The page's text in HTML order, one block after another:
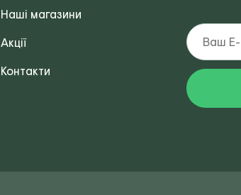
Наші магазини
Акції
Контакти